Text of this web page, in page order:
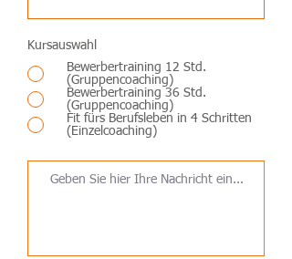
Kursauswahl
Bewerbertraining 12 Std.
(Gruppencoaching)
Bewerbertraining 36 Std.
(Gruppencoaching)
Fit fürs Berufsleben in 4 Schritten
(Einzelcoaching)